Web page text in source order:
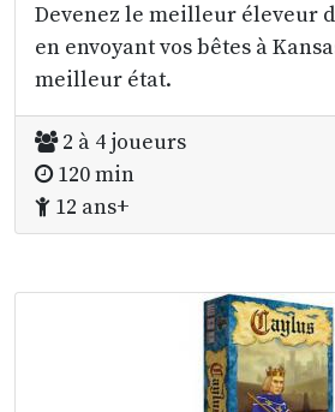
Devenez le meilleur éleveur
en envoyant vos bêtes à
meilleur état.
2 à 4 joueurs
120 min
12 ans+